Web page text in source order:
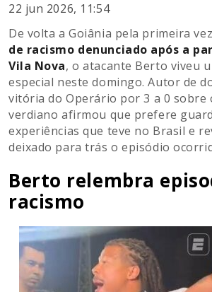
22 jun 2026, 11:54
De volta a Goiânia pela primeira
de racismo denunciado após a
Vila Nova, o atacante Berto viveu
especial neste domingo. Autor de
vitória do Operário por 3 a 0 sobre
verdiano afirmou que prefere
experiências que teve no Brasil e
deixado para trás o episódio
Berto relembra
racismo